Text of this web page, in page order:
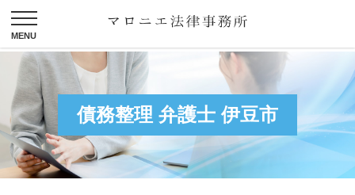
債務整理 弁護士 伊豆市